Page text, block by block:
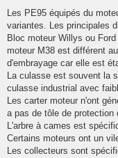
s
a
g
Les PE95 équipés du
variantes. Les principales
Bloc moteur Willys ou
moteur M38 est différent
d'embrayage car elle est
La culasse est souvent la
culasse industrial avec
Les carter moteur n'ont
a pas de tôle de protection
L'arbre à cames est
Certains moteurs ont un
Les collecteurs sont